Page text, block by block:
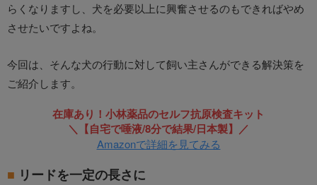
らくなりますし、犬を必要以上に興奮させるのもできればやめ
させたいですよね。
今回は、そんな犬の行動に対して飼い主さんができる解決策を
ご紹介します。
在庫あり！小林薬品のセルフ抗原検査キット
＼【自宅で唾液/8分で結果/日本製】／
Amazonで詳細を見てみる
リードを一定の長さに